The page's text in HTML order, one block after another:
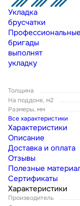
Укладка
брусчатки
Профессиональные
бригады
выполнят
укладку
Толщина
На поддоне, м2
Размеры, мм
Все характеристики
Характеристики
Описание
Доставка и оплата
Отзывы
Полезные
Сертификаты
Характеристики
Производитель